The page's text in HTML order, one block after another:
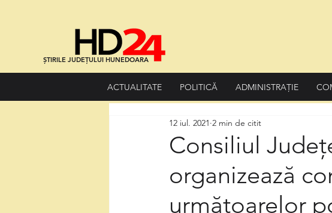
ȘTIRILE JUDEȚULUI HUNEDOARA
ACTUALITATE POLITICĂ ADMINISTRAȚIE
Consiliul
organizează
următoarelor
12 iul. 2021 2 min de citit